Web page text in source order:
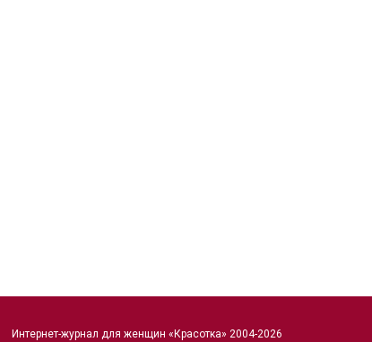
Интернет-журнал для женщин «Красотка» 2004-2026